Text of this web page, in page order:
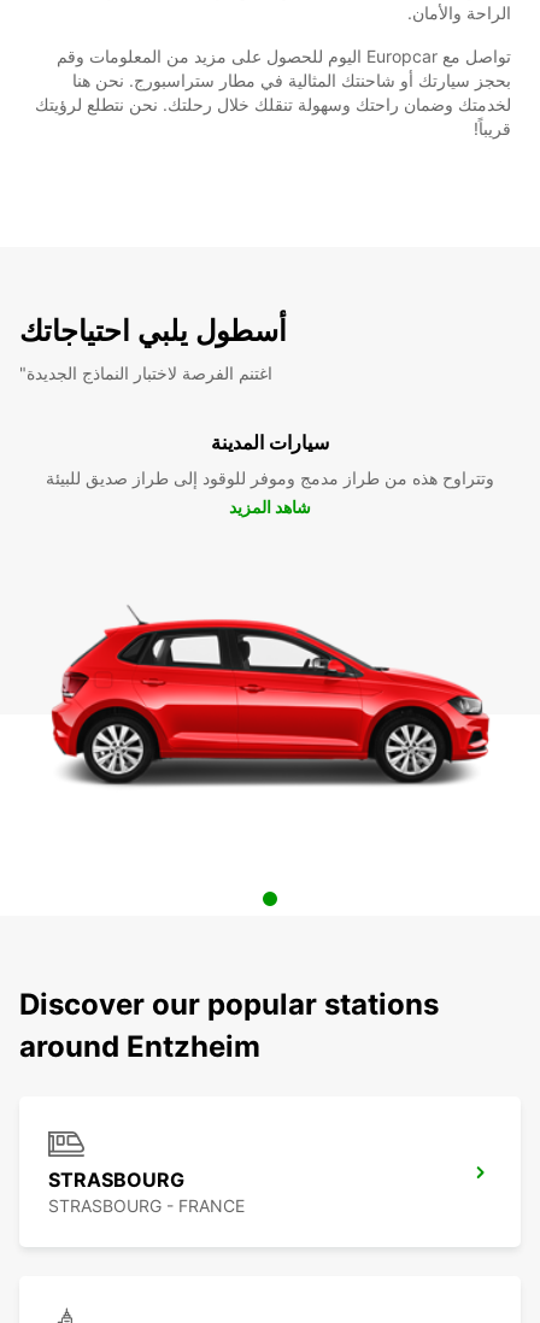
الراحة والأمان.
تواصل مع Europcar اليوم للحصول على مزيد من المعلومات وقم
بحجز سيارتك أو شاحنتك المثالية في مطار ستراسبورج. نحن هنا
لخدمتك وضمان راحتك وسهولة تنقلك خلال رحلتك. نحن نتطلع لرؤيتك
قريباً!
أسطول يلبي احتياجاتك
"اغتنم الفرصة لاختبار النماذج الجديدة
سيارات المدينة
وتتراوح هذه من طراز مدمج وموفر للوقود إلى طراز صديق للبيئة
شاهد المزيد
Discover our popular stations
around Entzheim
STRASBOURG
STRASBOURG - FRANCE